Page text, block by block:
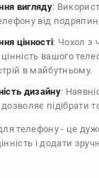
вигляду:
від
цінності: Чохол з
цінність вашого
в майбутньому.
дизайну:
дозволяє
телефону - це
і додати